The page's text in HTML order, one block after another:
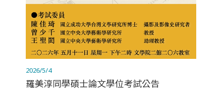
2026/5/4
羅美淳同學碩士論文學位考試公告